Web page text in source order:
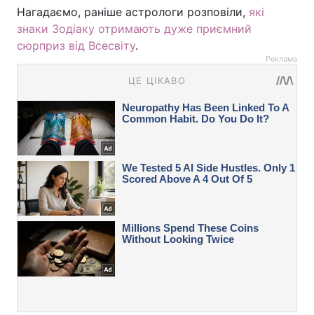
Нагадаємо, раніше астрологи розповіли, які
знаки Зодіаку отримають дуже приємний
сюрприз від Всесвіту.
Реклама